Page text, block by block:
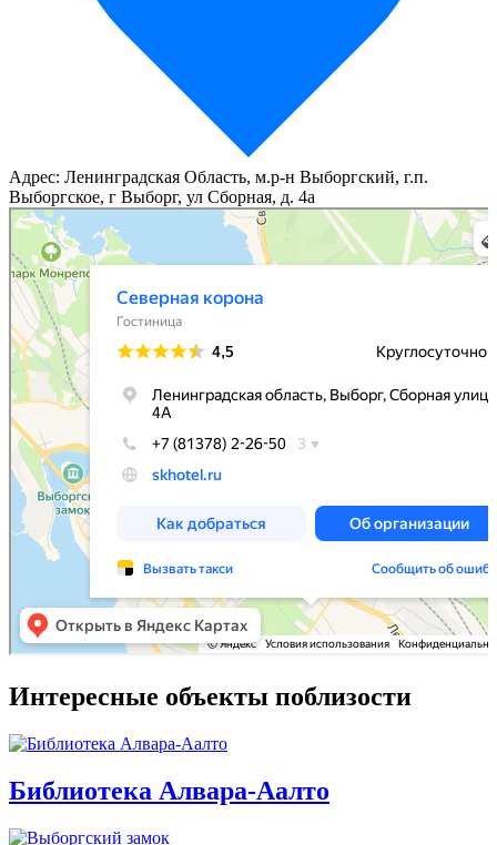
Адрес: Ленинградская Область, м.р-н Выборгский, г.п.
Выборгское, г Выборг, ул Сборная, д. 4а
Северная корона
Гостиница в Выборге
Интересные объекты поблизости
Библиотека Алвара-Аалто